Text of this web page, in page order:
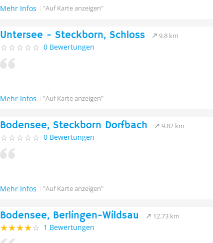
Mehr Infos "Auf Karte anzeigen"
Untersee - Steckborn, Schloss 9.8 km
0 Bewertungen
Mehr Infos "Auf Karte anzeigen"
Bodensee, Steckborn Dorfbach 9.82 km
0 Bewertungen
Mehr Infos "Auf Karte anzeigen"
Bodensee, Berlingen-Wildsau 12.73 km
1 Bewertungen